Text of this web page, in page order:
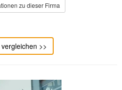
zu dieser Firma
>>